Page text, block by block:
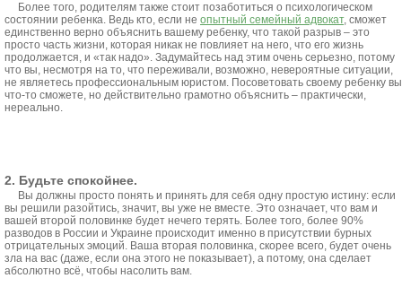
Более того, родителям также стоит позаботиться о психологическом
состоянии ребенка. Ведь кто, если не опытный семейный адвокат, сможет
единственно верно объяснить вашему ребенку, что такой разрыв – это
просто часть жизни, которая никак не повлияет на него, что его жизнь
продолжается, и «так надо». Задумайтесь над этим очень серьезно, потому
что вы, несмотря на то, что переживали, возможно, невероятные ситуации,
не являетесь профессиональным юристом. Посоветовать своему ребенку вы
что-то сможете, но действительно грамотно объяснить – практически,
нереально.
2. Будьте спокойнее.
Вы должны просто понять и принять для себя одну простую истину: если
вы решили разойтись, значит, вы уже не вместе. Это означает, что вам и
вашей второй половинке будет нечего терять. Более того, более 90%
разводов в России и Украине происходит именно в присутствии бурных
отрицательных эмоций. Ваша вторая половинка, скорее всего, будет очень
зла на вас (даже, если она этого не показывает), а потому, она сделает
абсолютно всё, чтобы насолить вам.